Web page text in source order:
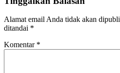
Alamat email Anda tidak akan
ditandai *
Komentar *